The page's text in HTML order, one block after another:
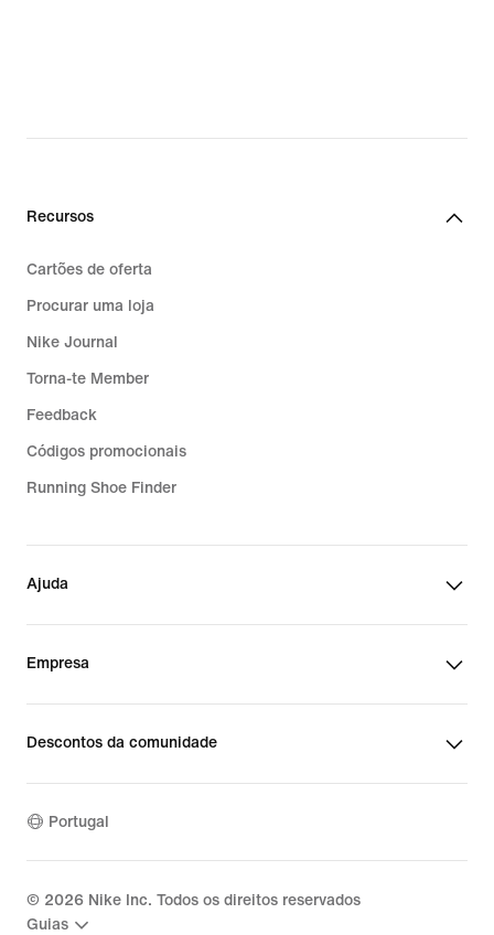
Recursos
Cartões de oferta
Procurar uma loja
Nike Journal
Torna-te Member
Feedback
Códigos promocionais
Running Shoe Finder
Ajuda
Empresa
Descontos da comunidade
Portugal
© 2026 Nike Inc. Todos os direitos reservados
Guias